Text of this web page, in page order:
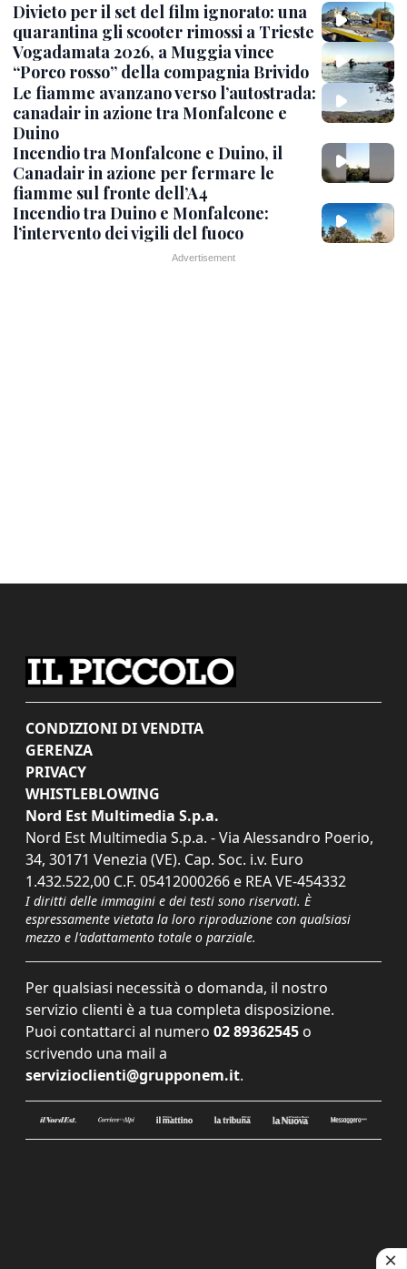
Divieto per il set del film ignorato: una
quarantina gli scooter rimossi a Trieste
Vogadamata 2026, a Muggia vince
“Porco rosso” della compagnia Brivido
Le fiamme avanzano verso l’autostrada:
canadair in azione tra Monfalcone e
Duino
Incendio tra Monfalcone e Duino, il
Canadair in azione per fermare le
fiamme sul fronte dell’A4
Incendio tra Duino e Monfalcone:
l’intervento dei vigili del fuoco
CONDIZIONI DI VENDITA
GERENZA
PRIVACY
WHISTLEBLOWING
Nord Est Multimedia S.p.a.
Nord Est Multimedia S.p.a. - Via Alessandro Poerio,
34, 30171 Venezia (VE). Cap. Soc. i.v. Euro
1.432.522,00 C.F. 05412000266 e REA VE-454332
I diritti delle immagini e dei testi sono riservati. È
espressamente vietata la loro riproduzione con qualsiasi
mezzo e l'adattamento totale o parziale.
Per qualsiasi necessità o domanda, il nostro
servizio clienti è a tua completa disposizione.
Puoi contattarci al numero 02 89362545 o
scrivendo una mail a
servizioclienti@grupponem.it.